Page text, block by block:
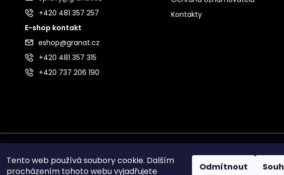
Tento web používá soubory cookie. Dalším
procházením tohoto webu vyjadřujete
Odmítnout
+420 481 357 257
E-shop kontakt
eshop@granat.cz
+420 481 357 315
+420 737 206 190
Kontakty